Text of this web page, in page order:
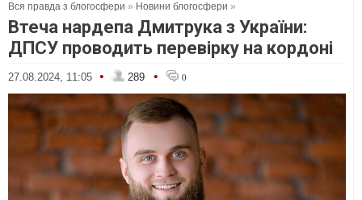
Вся правда з блогосфери » Новини блогосфери »
Втеча нардепа Дмитрука з України:
ДПСУ проводить перевірку на кордоні
27.08.2024, 11:05 • 289 • 0